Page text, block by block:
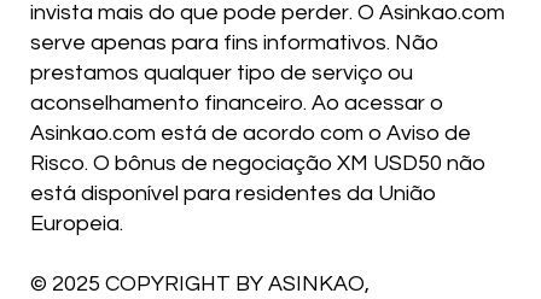
invista mais do que pode perder. O Asinkao.com
serve apenas para fins informativos. Não
prestamos qualquer tipo de serviço ou
aconselhamento financeiro. Ao acessar o
Asinkao.com está de acordo com o Aviso de
Risco. O bônus de negociação XM USD50 não
está disponível para residentes da União
Europeia.
© 2025 COPYRIGHT BY ASINKAO,